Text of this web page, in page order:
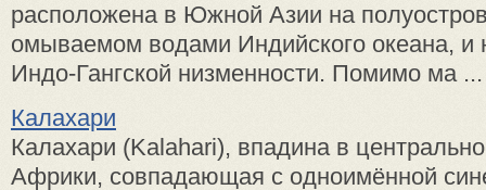
расположена в Южной Азии на
омываемом водами Индийского океана, и
Индо-Гангской низменности. Помимо ма ...
Калахари
Калахари (Kalahari), впадина в
Африки, совпадающая с одноимённой